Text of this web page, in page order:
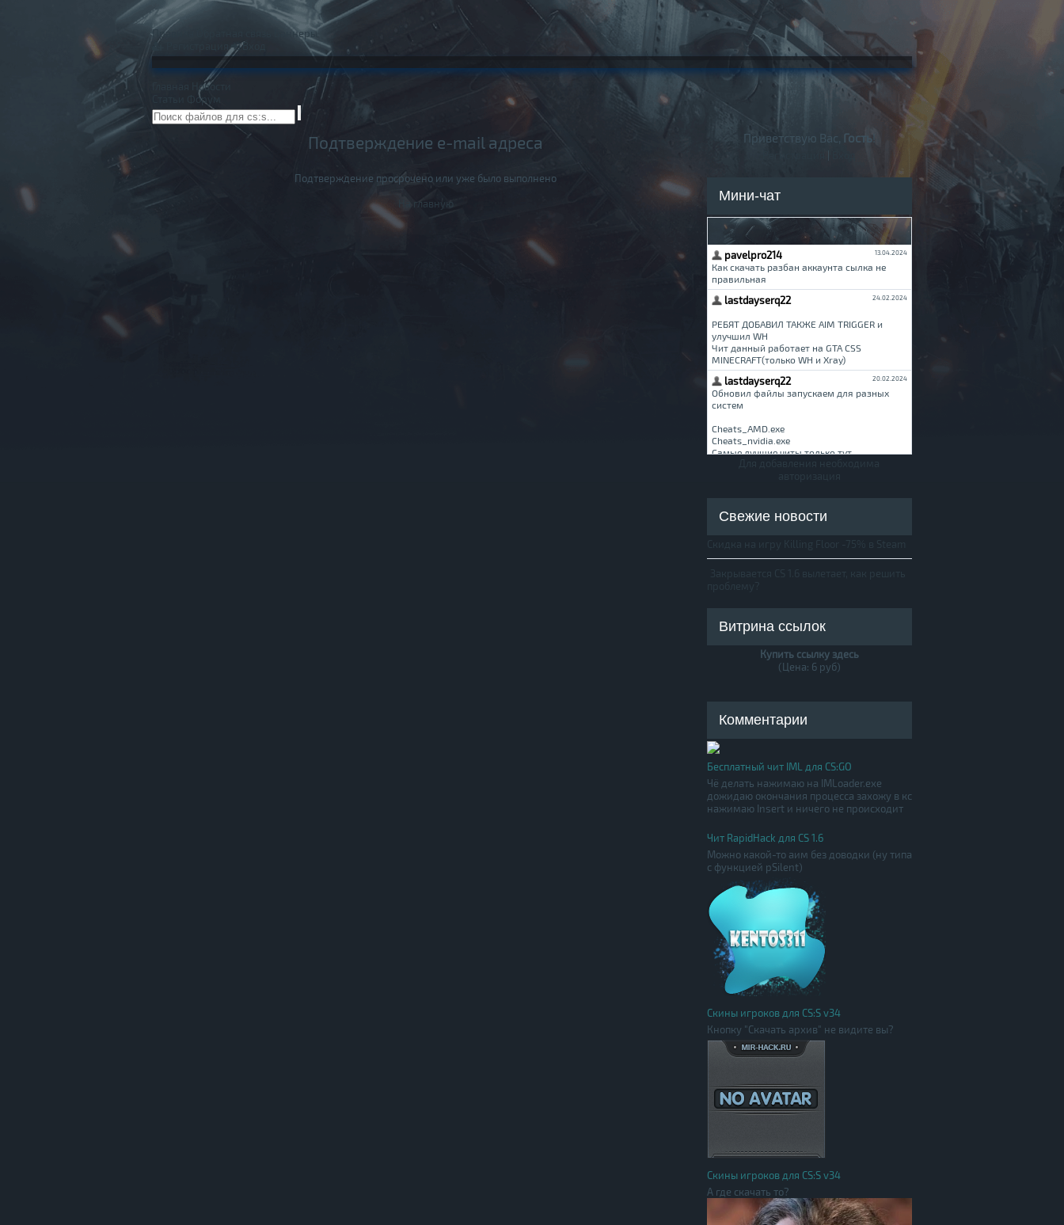
Правила
Баннеры
Вход
Новости
Форум
Подтверждение e-mail адреса
Подтверждение просрочено или уже было выполнено
На главную
Приветствую Вас, Гость!
Мини-чат
Свежие новости
Витрина ссылок
Купить ссылку здесь
(Цена: 6 руб)
Комментарии
Бесплатный чит IML для CS:GO
Чё делать нажимаю на IMLoader.exe
дожидаю окончания процесса захожу в кс
нажимаю Insert и ничего не происходит
Чит RapidHack для CS 1.6
Можно какой-то аим без доводки (ну типа
с функцией pSilent)
Скины игроков для CS:S v34
Кнопку "Скачать архив" не видите вы?
Скины игроков для CS:S v34
А где скачать то?